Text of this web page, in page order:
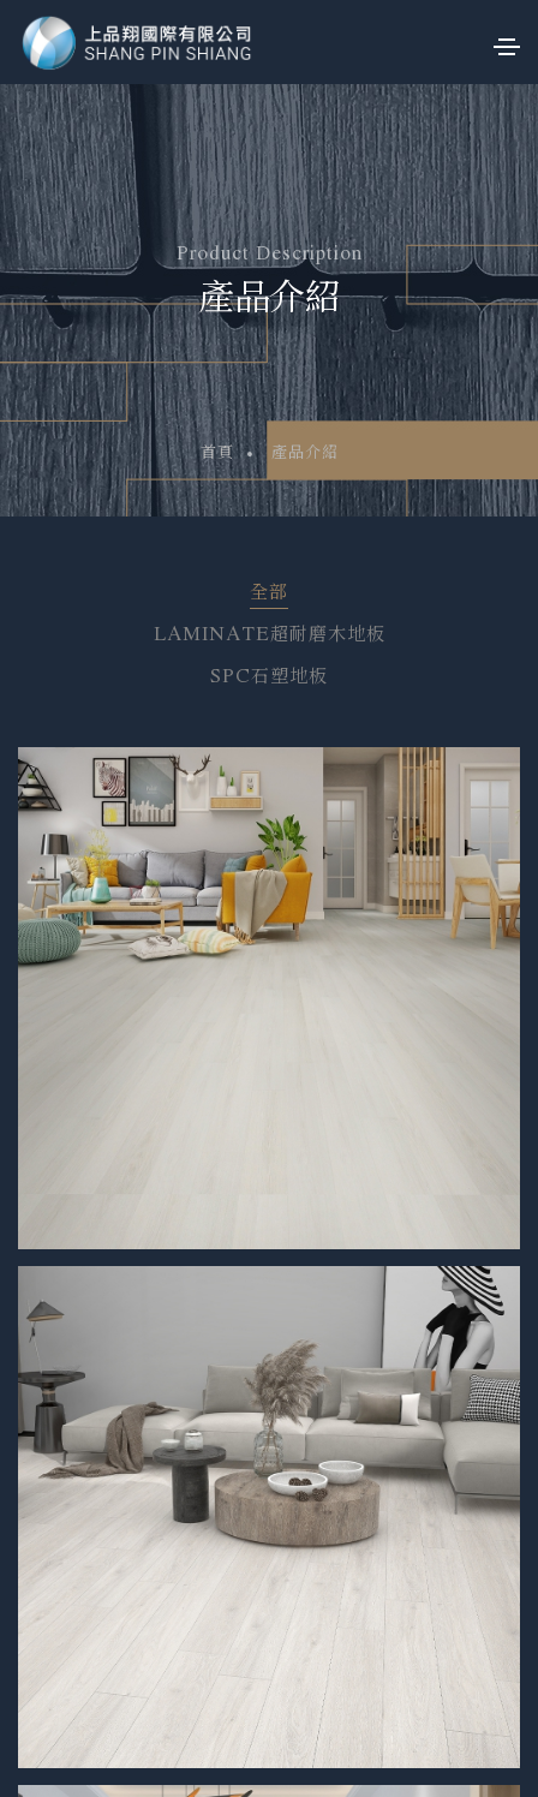
Product Description
產品介紹
首頁 產品介紹
全部
LAMINATE超耐磨木地板
SPC石塑地板